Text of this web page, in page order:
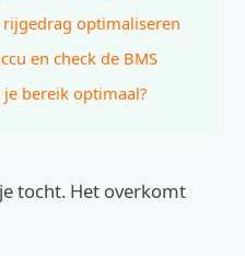
optimaliseren
en check de BMS
bereik optimaal?
tocht. Het overkomt